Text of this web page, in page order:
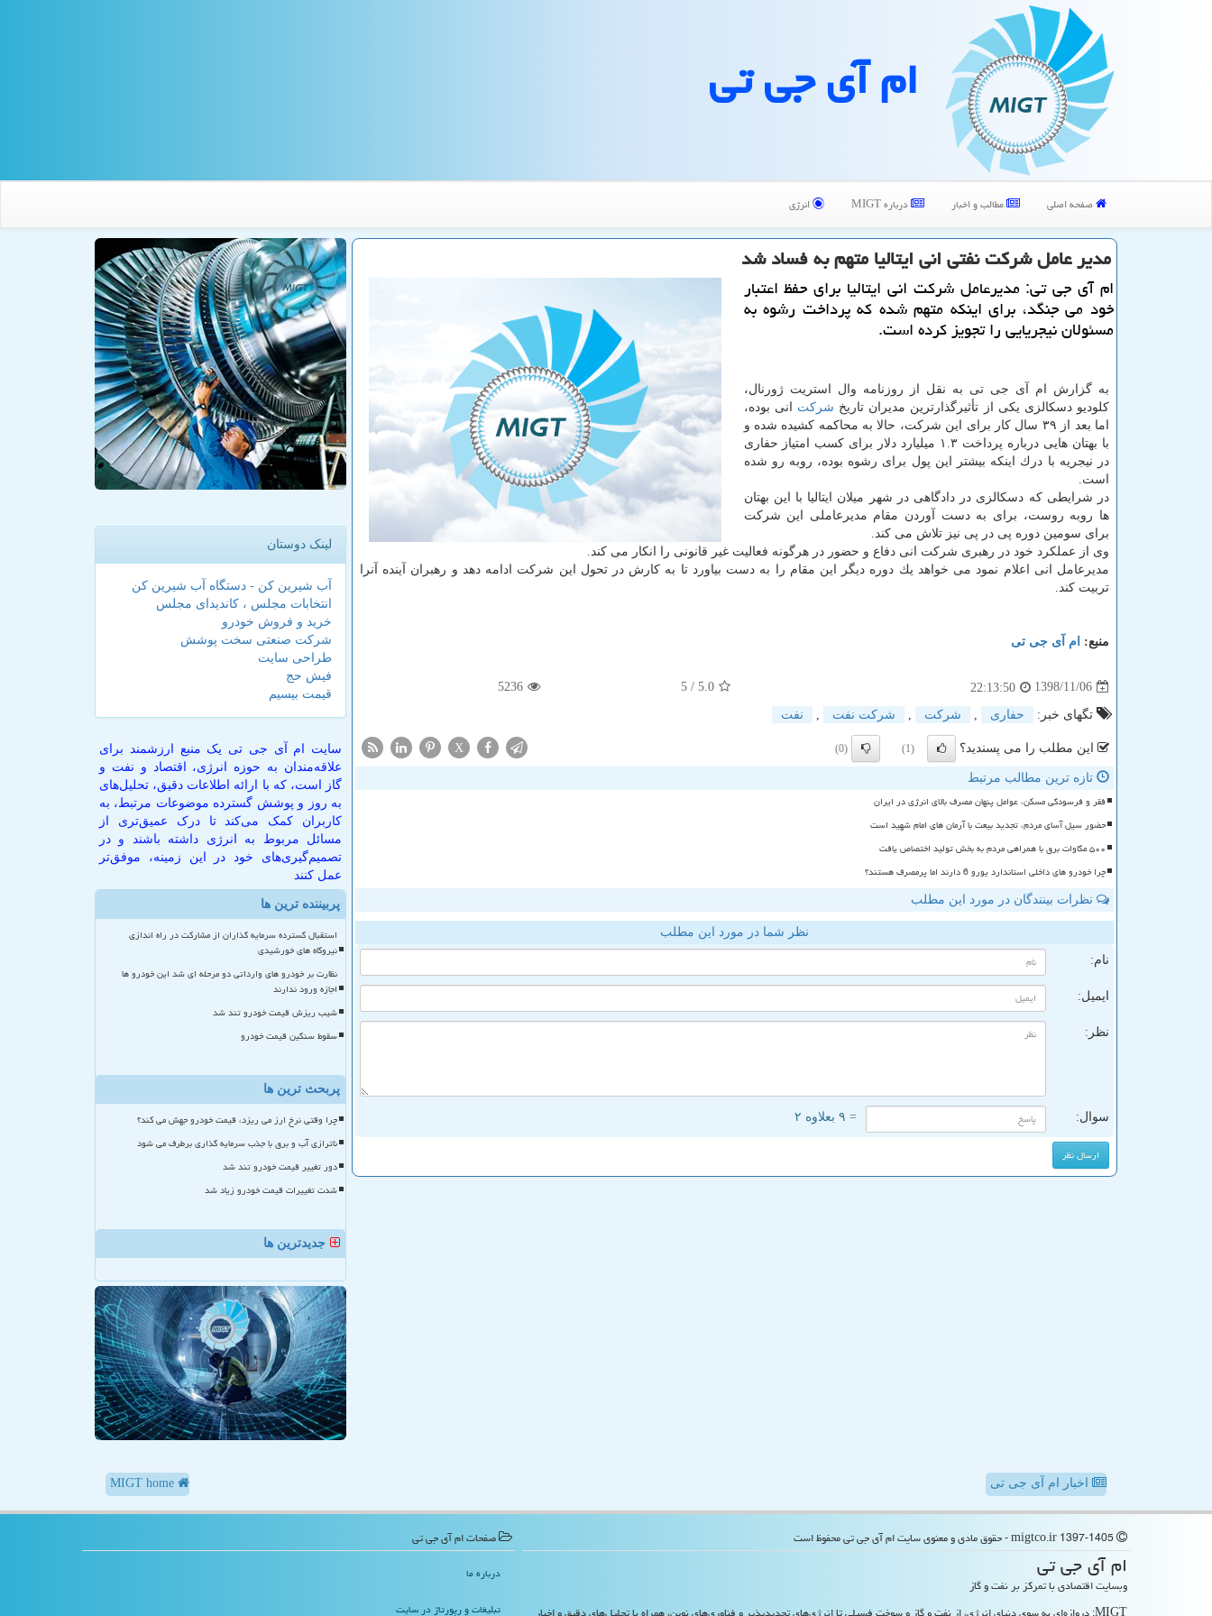
ام آی جی تی
صفحه اصلی مطالب و اخبار درباره MIGT انرژی
مدیر عامل شركت نفتی انی ایتالیا متهم به فساد شد
ام آی جی تی: مدیرعامل شركت انی ایتالیا برای حفظ اعتبار
خود می جنگد، برای اینكه متهم شده كه پرداخت رشوه به
مسئولان نیجریایی را تجویز كرده است.
به گزارش ام آی جی تی به نقل از روزنامه وال استریت ژورنال،
كلودیو دسكالزی یكی از تأثیرگذارترین مدیران تاریخ شركت انی بوده،
اما بعد از ۳۹ سال كار برای این شركت، حالا به محاكمه كشیده شده و
با بهتان هایی درباره پرداخت ۱.۳ میلیارد دلار برای كسب امتیاز حفاری
در نیجریه با درك اینكه بیشتر این پول برای رشوه بوده، روبه رو شده
است.
در شرایطی كه دسكالزی در دادگاهی در شهر میلان ایتالیا با این بهتان
ها روبه روست، برای به دست آوردن مقام مدیرعاملی این شركت
برای سومین دوره پی در پی نیز تلاش می كند.
وی از عملكرد خود در رهبری شركت انی دفاع و حضور در هرگونه فعالیت غیر قانونی را انكار می كند.
مدیرعامل انی اعلام نمود می خواهد یك دوره دیگر این مقام را به دست بیاورد تا به كارش در تحول این شركت ادامه دهد و رهبران آینده آنرا
تربیت كند.
منبع: ام آی جی تی
1398/11/06
22:13:50
5.0
/ 5
5236
تگهای خبر: حفاری شركت شركت نفت نفت
این مطلب را می پسندید؟ (1)
(0)
X
تازه ترین مطالب مرتبط
فقر و فرسودگی مسکن، عوامل پنهان مصرف بالای انرژی در ایران
حضور سیل آسای مردم، تجدید بیعت با آرمان های امام شهید است
۵۰۰ مگاوات برق با همراهی مردم به بخش تولید اختصاص یافت
چرا خودرو های داخلی استاندارد یورو 6 دارند اما پرمصرف هستند؟
نظرات بینندگان در مورد این مطلب
نظر شما در مورد این مطلب
نام:
ایمیل:
نظر:
سوال: = ۹ بعلاوه ۲
لینک دوستان
آب شیرین کن - دستگاه آب شیرین کن
انتخابات مجلس ، کاندیدای مجلس
خرید و فروش خودرو
شرکت صنعتی سخت پوشش
طراحی سایت
فیش حج
قیمت بیسیم
سایت ام آی جی تی یک منبع ارزشمند برای
علاقه‌مندان به حوزه انرژی، اقتصاد و نفت و
گاز است، که با ارائه اطلاعات دقیق، تحلیل‌های
به روز و پوشش گسترده موضوعات مرتبط، به
کاربران کمک می‌کند تا درک عمیق‌تری از
مسائل مربوط به انرژی داشته باشند و در
تصمیم‌گیری‌های خود در این زمینه، موفق‌تر
عمل کنند
پربیننده ترین ها
استقبال گسترده سرمایه گذاران از مشارکت در راه اندازی
نیروگاه های خورشیدی
نظارت بر خودرو های وارداتی دو مرحله ای شد این خودرو ها
اجازه ورود ندارند
شیب ریزش قیمت خودرو تند شد
سقوط سنگین قیمت خودرو
پربحث ترین ها
چرا وقتی نرخ ارز می ریزد، قیمت خودرو جهش می کند؟
ناترازی آب و برق با جذب سرمایه گذاری برطرف می شود
دور تغییر قیمت خودرو تند شد
شدت تغییرات قیمت خودرو زیاد شد
جدیدترین ها
اخبار ام آی جی تی
ام آی جی تی
وبسایت اقتصادی با تمرکز بر نفت و گاز
صفحات ام آی جی تی
درباره ما
تبلیغات و رپورتاژ در سایت